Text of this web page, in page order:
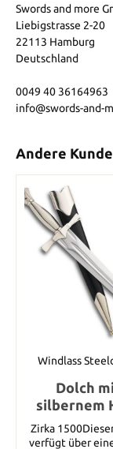
Swords and more
Liebigstrasse 2-20
22113 Hamburg
Deutschland
0049 40 36164963
info@swords-and-
Andere
Windlass
Dolch
silbernem
Zirka
verfügt über